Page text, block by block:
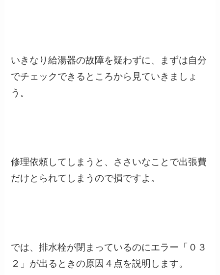
いきなり給湯器の故障を疑わずに、まずは自分
でチェックできるところから見ていきましょ
う。
修理依頼してしまうと、ささいなことで出張費
だけとられてしまうので損ですよ。
では、排水栓が閉まっているのにエラー「０３
２」が出るときの原因４点を説明します。